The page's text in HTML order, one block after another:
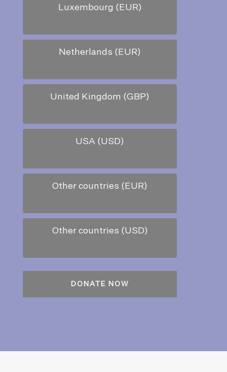
Luxembourg (EUR)
Netherlands (EUR)
United Kingdom (GBP)
USA (USD)
Other countries (EUR)
Other countries (USD)